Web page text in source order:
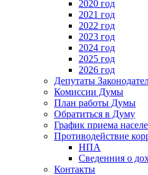
2020 год
2021 год
2022 год
2023 год
2024 год
2025 год
2026 год
Депутаты
Комиссии Думы
План работы Думы
Обратиться в Думу
График приема
Противодействие
НПА
Сведенния о
Контакты